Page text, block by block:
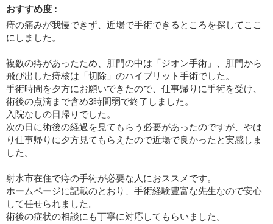
おすすめ度 :
痔の痛みが我慢できず、近場で手術できるところを探してここ
にしました。
複数の痔があったため、肛門の中は「ジオン手術」、肛門から
飛び出した痔核は「切除」のハイブリット手術でした。
手術時間を夕方にお願いできたので、仕事帰りに手術を受け、
術後の点滴まで含め3時間弱で終了しました。
入院なしの日帰りでした。
次の日に術後の経過を見てもらう必要があったのですが、やは
り仕事帰りに夕方見てもらえたので近場で良かったと実感しま
した。
射水市在住で痔の手術が必要な人におススメです。
ホームページに記載のとおり、手術経験豊富な先生なので安心
して任せられました。
術後の症状の相談にも丁寧に対応してもらいました。